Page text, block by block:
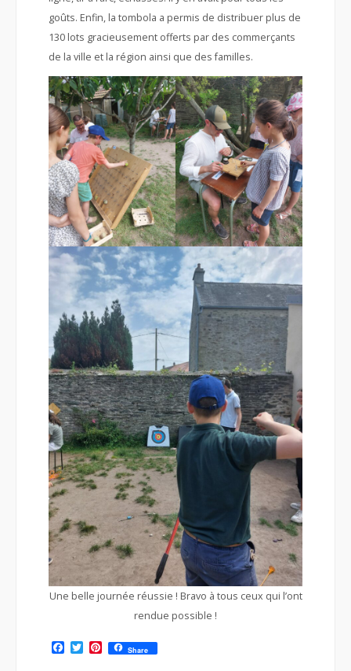
goûts. Enfin, la tombola a permis de distribuer plus de
130 lots gracieusement offerts par des commerçants
de la ville et la région ainsi que des familles.
Une belle journée réussie ! Bravo à tous ceux qui l’ont
rendue possible !
F T P Share